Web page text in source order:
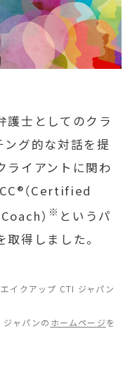
護士としてのクラ
ング的な対話を提
ライアントに関わ
（Certified
） ※ というパ
得しました。
イクアップ CTI ジャパン
ャパンの ホームページを